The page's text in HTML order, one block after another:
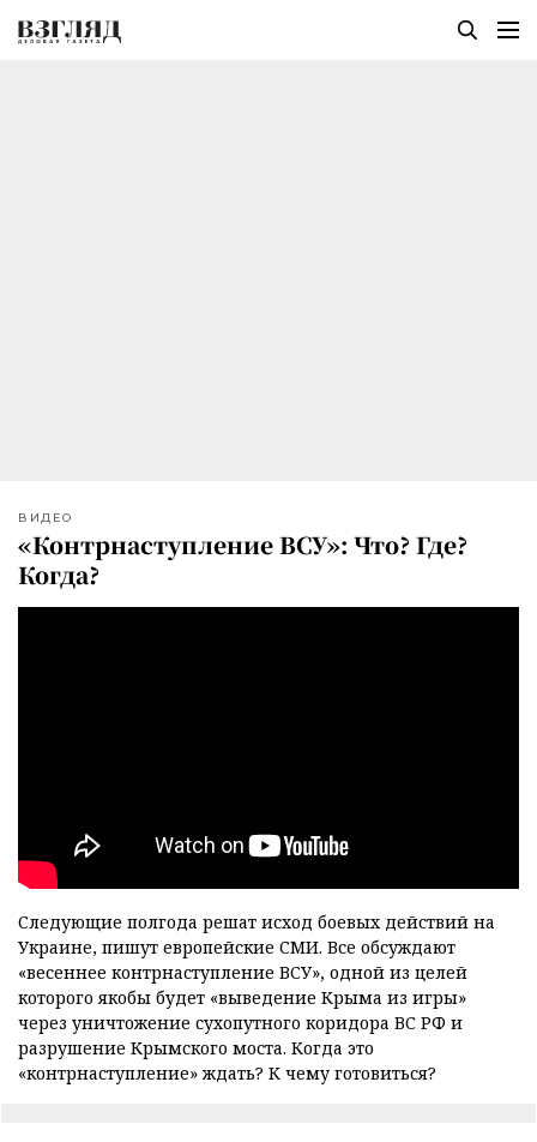
ВИДЕО
«Контрнаступление ВСУ»: Что? Где?
Когда?
Следующие полгода решат исход боевых действий на
Украине, пишут европейские СМИ. Все обсуждают
«весеннее контрнаступление ВСУ», одной из целей
которого якобы будет «выведение Крыма из игры»
через уничтожение сухопутного коридора ВС РФ и
разрушение Крымского моста. Когда это
«контрнаступление» ждать? К чему готовиться?